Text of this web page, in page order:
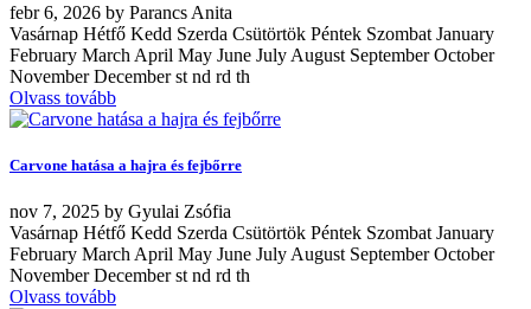
febr6, 2026 by Parancs Anita
Vasárnap Hétfő Kedd Szerda Csütörtök Péntek Szombat January
February March April May June July August September October
November December st nd rd th
Olvass tovább
Carvone hatása a hajra és fejbőrre
nov 7, 2025 by Gyulai Zsófia
Vasárnap Hétfő Kedd Szerda Csütörtök Péntek Szombat January
February March April May June July August September October
November December st nd rd th
Olvass tovább